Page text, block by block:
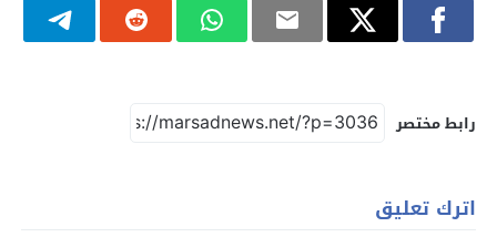
رابط مختصر
اترك تعليق